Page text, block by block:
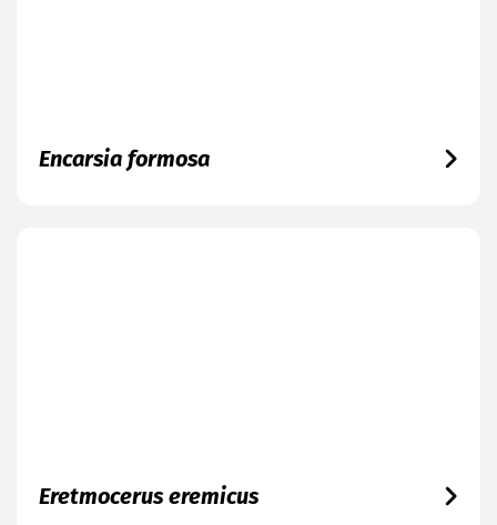
Encarsia formosa
Eretmocerus eremicus